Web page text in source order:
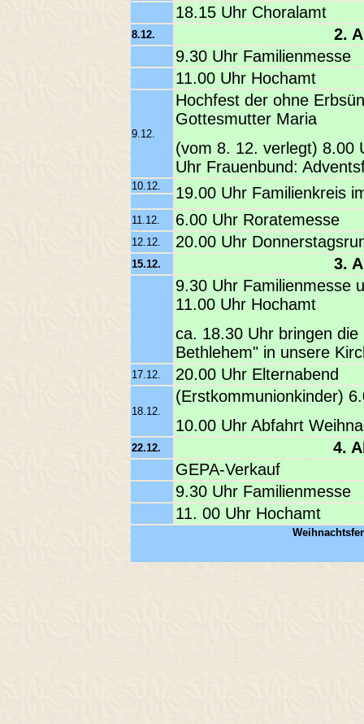
18.15 Uhr Choralamt
8.12.
2.
9.30 Uhr Familienmesse
11.00 Uhr Hochamt
9.12.
Hochfest der ohne
Gottesmutter Maria
(vom 8. 12. verlegt) 8.00
Uhr Frauenbund:
10.12. 19.00 Uhr Familienkreis
11.12. 6.00 Uhr Roratemesse
12.12. 20.00 Uhr
15.12.
3.
9.30 Uhr Familienmesse
11.00 Uhr Hochamt
ca. 18.30 Uhr bringen
Bethlehem" in unsere
17.12. 20.00 Uhr Elternabend
18.12.
(Erstkommunionkinder)
10.00 Uhr Abfahrt
22.12.
4.
GEPA-Verkauf
9.30 Uhr Familienmesse
11. 00 Uhr Hochamt